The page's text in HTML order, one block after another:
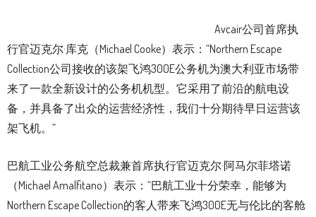
Avcair公司首席执
行官迈克尔·库克（Michael Cooke）表示：“Northern Escape
Collection公司接收的该架飞鸿300E公务机为澳大利亚市场带
来了一款全新设计的公务机机型。它采用了前沿的航电设
备，并具备了出众的运营经济性，我们十分期待早日运营该
架飞机。”
巴航工业公务航空总裁兼首席执行官迈克尔·阿马尔菲塔诺
（Michael Amalfitano）表示：“巴航工业十分荣幸，能够为
Northern Escape Collection的客人带来飞鸿300E无与伦比的客舱